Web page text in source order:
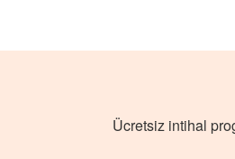
Ücretsiz intihal